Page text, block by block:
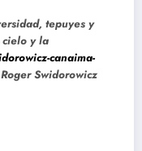
tepuyes y
y la
canaima-
Swidorowicz